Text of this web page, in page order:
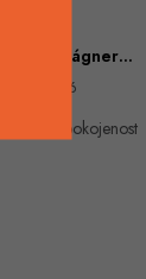
Gabriela Březinová Vágnerová
5.8.2026
Spokojenost